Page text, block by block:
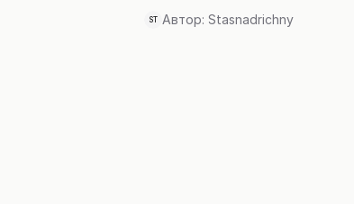
ST Автор: Stasnadrichny